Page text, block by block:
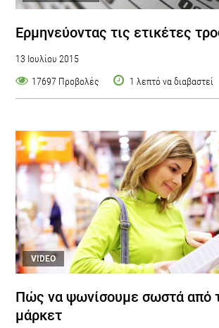
Eρμηνεύοντας τις ετικέτες
13 Ιουλίου 2015
17697 Προβολές
1 λεπτό να διαβαστεί
VIDEO
Πώς να ψωνίσουμε σωστά από
μάρκετ